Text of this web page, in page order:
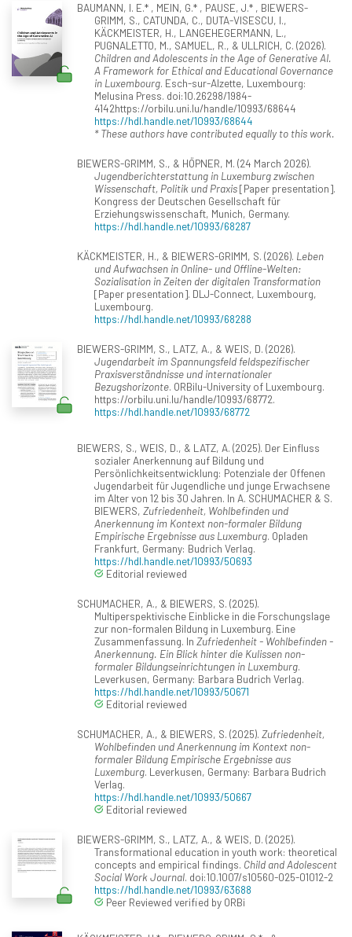
BAUMANN, I. E.* , MEIN, G.* , PAUSE, J.* , BIEWERS-
GRIMM, S., CATUNDA, C., DUTA-VISESCU, I.,
KÄCKMEISTER, H., LANGEHEGERMANN, L.,
PUGNALETTO, M., SAMUEL, R., & ULLRICH, C. (2026).
Children and Adolescents in the Age of Generative AI.
A Framework for Ethical and Educational Governance
in Luxembourg. Esch-sur-Alzette, Luxembourg:
Melusina Press. doi:10.26298/1984-
4142https://orbilu.uni.lu/handle/10993/68644
https://hdl.handle.net/10993/68644
* These authors have contributed equally to this work.
BIEWERS-GRIMM, S., & HÖPNER, M. (24 March 2026).
Jugendberichterstattung in Luxemburg zwischen
Wissenschaft, Politik und Praxis[Paper presentation].
Kongress der Deutschen Gesellschaft für
Erziehungswissenschaft, Munich, Germany.
https://hdl.handle.net/10993/68287
KÄCKMEISTER, H., & BIEWERS-GRIMM, S. (2026). Leben
und Aufwachsen in Online- und Offline-Welten:
Sozialisation in Zeiten der digitalen Transformation
[Paper presentation]. DLJ-Connect, Luxembourg,
Luxembourg.
https://hdl.handle.net/10993/68288
BIEWERS-GRIMM, S., LATZ, A., & WEIS, D. (2026).
Jugendarbeit im Spannungsfeld feldspezifischer
Praxisverständnisse und internationaler
Bezugshorizonte. ORBilu-University of Luxembourg.
https://orbilu.uni.lu/handle/10993/68772.
https://hdl.handle.net/10993/68772
BIEWERS, S., WEIS, D., & LATZ, A. (2025). Der Einfluss
sozialer Anerkennung auf Bildung und
Persönlichkeitsentwicklung: Potenziale der Offenen
Jugendarbeit für Jugendliche und junge Erwachsene
im Alter von 12 bis 30 Jahren. In A. SCHUMACHER & S.
BIEWERS, Zufriedenheit, Wohlbefinden und
Anerkennung im Kontext non-formaler Bildung
Empirische Ergebnisse aus Luxemburg. Opladen
Frankfurt, Germany: Budrich Verlag.
https://hdl.handle.net/10993/50693
Editorial reviewed
SCHUMACHER, A., & BIEWERS, S. (2025).
Multiperspektivische Einblicke in die Forschungslage
zur non-formalen Bildung in Luxemburg. Eine
Zusammenfassung. In Zufriedenheit - Wohlbefinden -
Anerkennung. Ein Blick hinter die Kulissen non-
formaler Bildungseinrichtungen in Luxemburg.
Leverkusen, Germany: Barbara Budrich Verlag.
https://hdl.handle.net/10993/50671
Editorial reviewed
SCHUMACHER, A., & BIEWERS, S. (2025). Zufriedenheit,
Wohlbefinden und Anerkennung im Kontext non-
formaler Bildung Empirische Ergebnisse aus
Luxemburg. Leverkusen, Germany: Barbara Budrich
Verlag.
https://hdl.handle.net/10993/50667
Editorial reviewed
BIEWERS-GRIMM, S., LATZ, A., & WEIS, D. (2025).
Transformational education in youth work: theoretical
concepts and empirical findings. Child and Adolescent
Social Work Journal. doi:10.1007/s10560-025-01012-2
https://hdl.handle.net/10993/63688
Peer Reviewed verified by ORBi